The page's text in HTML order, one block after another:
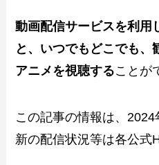
動画配信サービスを利用
と、いつでもどこでも、
アニメを視聴することが
この記事の情報は、
新の配信状況等は各公式